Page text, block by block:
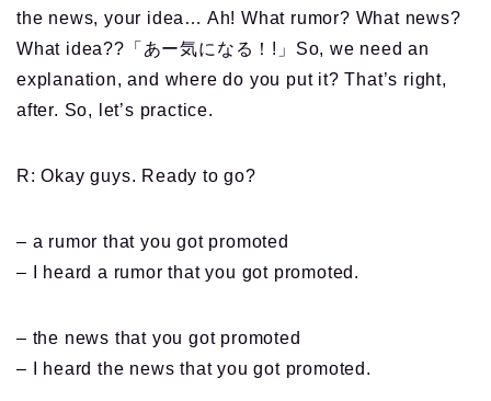
the news, your idea… Ah! What rumor? What news?
What idea??「あー気になる！!」So, we need an
explanation, and where do you put it? That’s right,
after. So, let’s practice.
R: Okay guys. Ready to go?
– a rumor that you got promoted
– I heard a rumor that you got promoted.
– the news that you got promoted
– I heard the news that you got promoted.